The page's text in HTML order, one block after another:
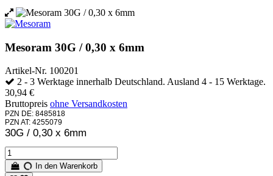
Mesoram 30G / 0,30 x 6mm
Artikel-Nr. 100201
2 - 3 Werktage innerhalb Deutschland. Ausland 4 - 15 Werktage.
30,94 €
Bruttopreis ohne Versandkosten
PZN DE: 8485818
PZN AT: 4255079
30G / 0,30 x 6mm
In den Warenkorb